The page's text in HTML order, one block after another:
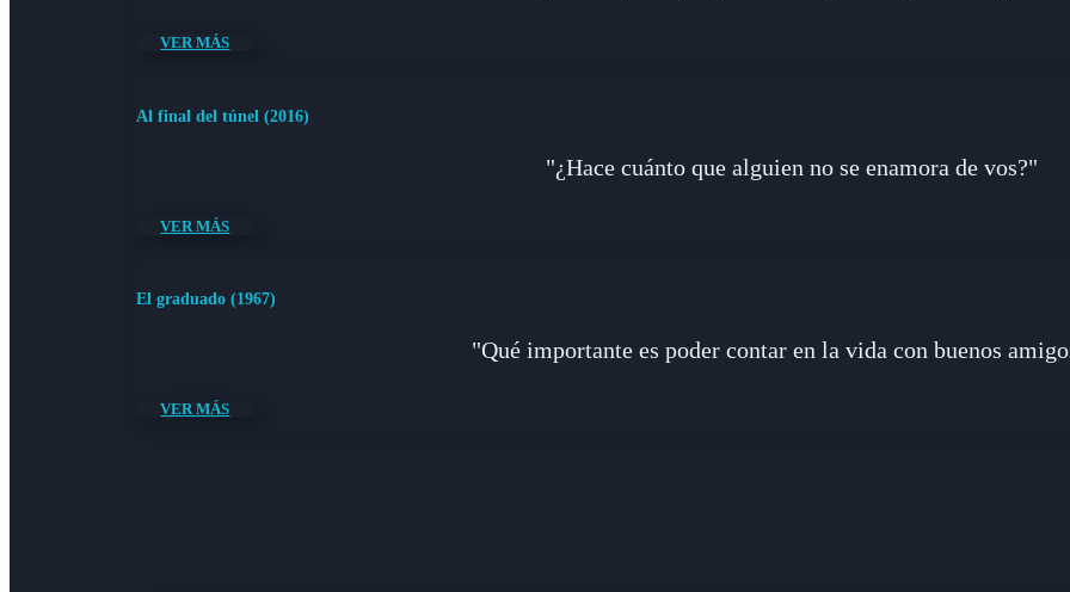
VER MÁS
Al final del túnel (2016)
"¿Hace cuánto que alguien no se enamora de vos?"
VER MÁS
El graduado (1967)
"Qué importante es poder contar en la vida con buenos
VER MÁS